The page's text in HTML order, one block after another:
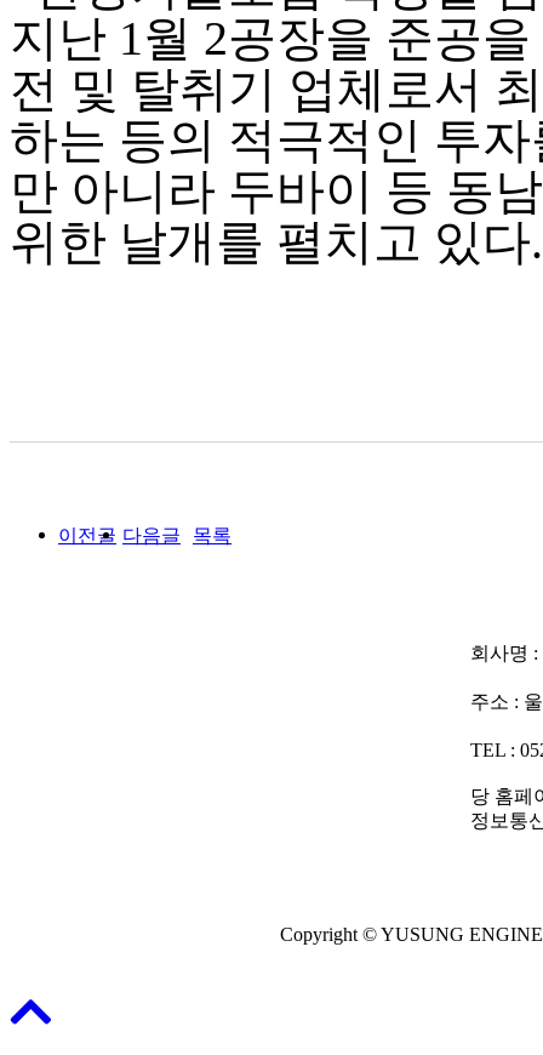
지난 1월 2공장을 준공
전 및 탈취기 업체로서
하는 등의 적극적인 투
만 아니라 두바이 등 동
위한 날개를 펼치고 있다.
이전글 다음글 목록
회사명
주소 :
TEL :
당 홈페
정보통
Copyright © YUSUNG